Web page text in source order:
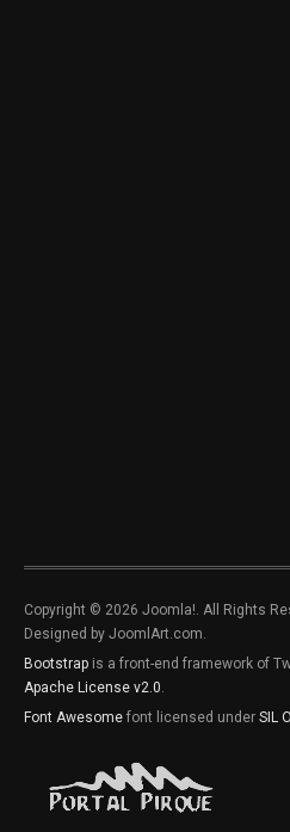
Copyright © 2026 Joomla!. All Rights
Designed by JoomlArt.com.
Bootstrap is a front-end framework of
Apache License v2.0
Font Awesome font licensed under SIL